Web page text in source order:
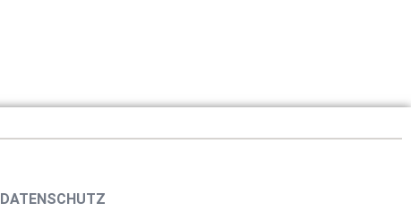
DATENSCHUTZ